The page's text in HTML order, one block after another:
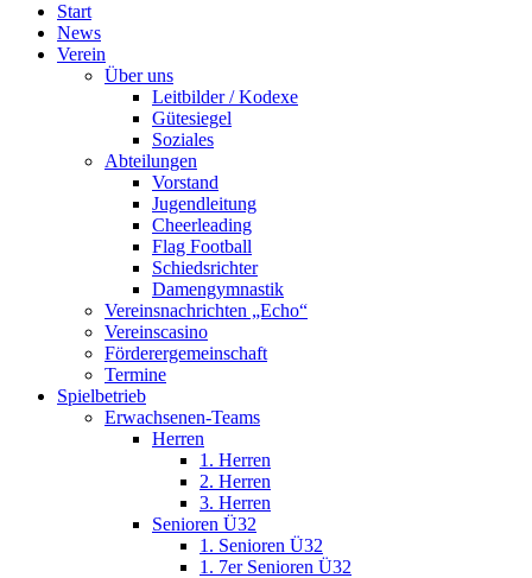
Start
News
Verein
Über uns
Leitbilder / Kodexe
Gütesiegel
Soziales
Abteilungen
Vorstand
Jugendleitung
Cheerleading
Flag Football
Schiedsrichter
Damengymnastik
Vereinsnachrichten „Echo“
Vereinscasino
Förderergemeinschaft
Termine
Spielbetrieb
Erwachsenen-Teams
Herren
1. Herren
2. Herren
3. Herren
Senioren Ü32
1. Senioren Ü32
1. 7er Senioren Ü32